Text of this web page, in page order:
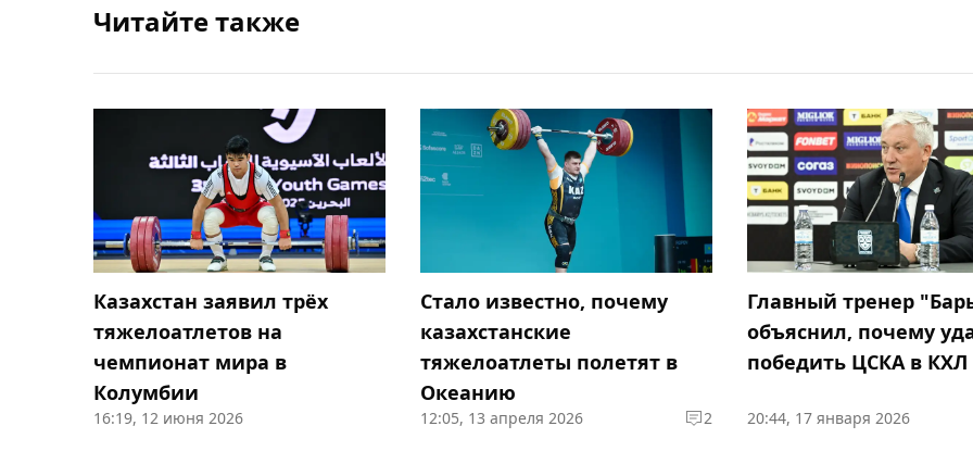
Читайте также
Казахстан заявил трёх
тяжелоатлетов на
чемпионат мира в
Колумбии
16:19, 12 июня 2026
Стало известно, почему
казахстанские
тяжелоатлеты полетят в
Океанию
12:05, 13 апреля 2026 2
Главный тренер
объяснил, почему
победить ЦСКА в КХЛ
20:44, 17 января 2026